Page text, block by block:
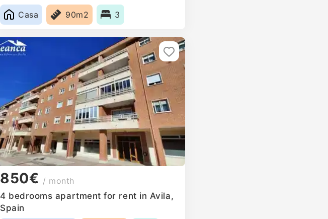
Casa
90m2 3
850€ / month
4 bedrooms apartment for rent in Avila,
Spain